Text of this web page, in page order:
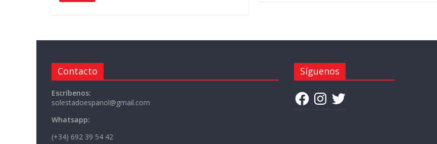
Contacto
Escríbenos:
solestadoespanol@gmail.com
Whatsapp:
(+34) 692 39 54 42
Síguenos
FacebookInstagram
Twitter